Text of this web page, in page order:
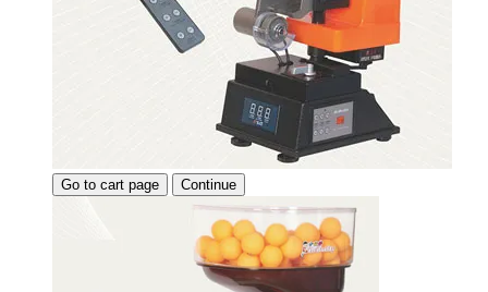
Go to cart page Continue